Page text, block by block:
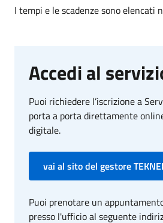
I tempi e le scadenze sono elencati
Accedi al
Puoi richiedere l’iscrizione a
porta a porta direttamente
digitale.
vai al sito del gestore
Puoi prenotare un
presso l'ufficio al seguente